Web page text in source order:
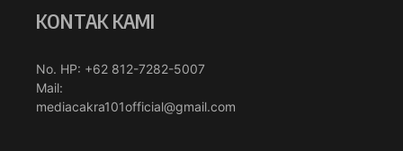
KONTAK KAMI
No. HP: +62 812-7282-5007
Mail:
mediacakra101official@gmail.com